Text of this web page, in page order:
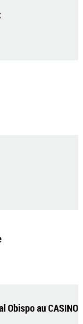
Obispo au CASINO